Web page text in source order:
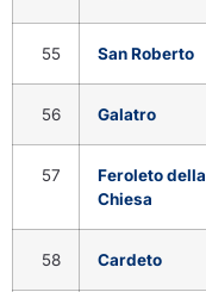
55 San Roberto
56 Galatro
57
Feroleto della
Chiesa
58 Cardeto